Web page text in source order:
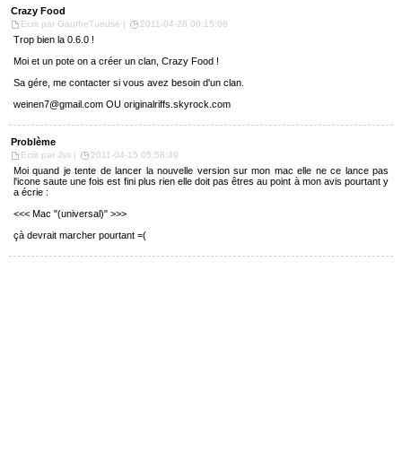
Crazy Food
Ecrit par GauffreTueuse | 2011-04-26 00:15:08
Trop bien la 0.6.0 !
Moi et un pote on a créer un clan, Crazy Food !
Sa gére, me contacter si vous avez besoin d'un clan.
weinen7@gmail.com OU originalriffs.skyrock.com
Problème
Ecrit par Jss | 2011-04-15 05:58:49
Moi quand je tente de lancer la nouvelle version sur mon mac elle ne ce lance pas
l'icone saute une fois est fini plus rien elle doit pas êtres au point à mon avis pourtant y
a écrie :
<<< Mac "(universal)" >>>
çà devrait marcher pourtant =(